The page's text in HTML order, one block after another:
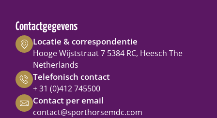
Contactgegevens
Locatie & correspondentie
Hooge Wijststraat 7 5384 RC, Heesch The
Netherlands
Telefonisch contact
+ 31 (0)412 745500
Contact per email
contact@sporthorsemdc.com